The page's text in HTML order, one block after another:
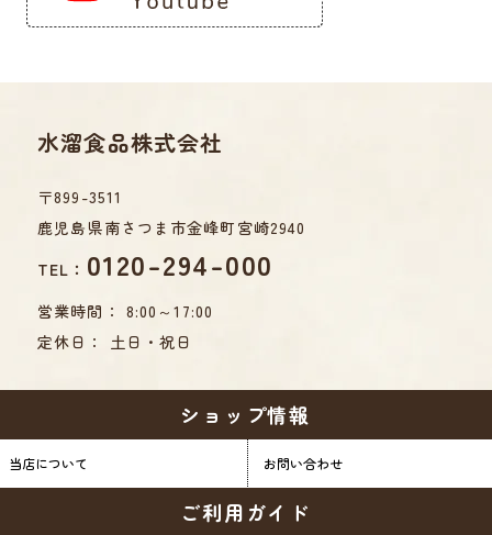
水溜食品株式会社
〒899-3511
鹿児島県南さつま市金峰町宮崎2940
TEL： 0120-294-000
営業時間： 8:00～17:00
定休日： 土日・祝日
ショップ情報
当店について お問い合わせ
ご利用ガイド